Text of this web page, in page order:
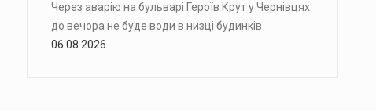
Через аварію на бульварі Героїв Крут у Чернівцях
до вечора не буде води в низці будинків
06.08.2026